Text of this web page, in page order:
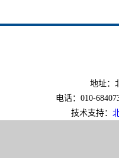
地址：
电话：010-
技术支持：